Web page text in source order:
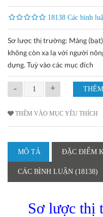
18138 Các bình
Sơ lược thị trường: Màng
không còn xa lạ với người
dựng. Tuỳ vào các mục đích
- +
THÊM VÀO MỤC YÊU THÍCH
MÔ TẢ ĐẶC ĐIỂM
CÁC BÌNH LUẬN (18138)
Sơ lược thị